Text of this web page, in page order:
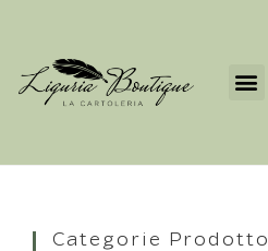
Categorie Prodotto